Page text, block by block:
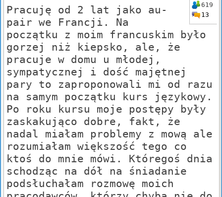
619
13
Pracuję od 2 lat jako au-
pair we Francji. Na
początku z moim francuskim było
gorzej niż kiepsko, ale, że
pracuje w domu u młodej,
sympatycznej i dość majętnej
pary to zaproponowali mi od razu
na samym początku kurs językowy.
Po roku kursu moje postępy były
zaskakująco dobre, fakt, że
nadal miałam problemy z mową ale
rozumiałam większość tego co
ktoś do mnie mówi. Któregoś dnia
schodząc na dół na śniadanie
podsłuchałam rozmowę moich